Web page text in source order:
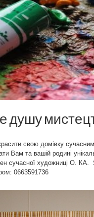
душу
свою домівку
Вам та вашій родині
сучасної художниці О. КА.
0663591736